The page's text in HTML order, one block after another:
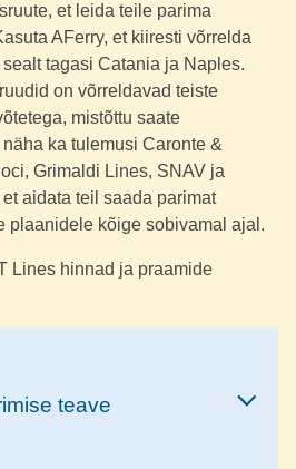
et leida teile parima
AFerry, et kiiresti võrrelda
tagasi Catania ja Naples.
on võrreldavad teiste
mistõttu saate
ka tulemusi Caronte &
Grimaldi Lines, SNAV ja
aidata teil saada parimat
plaanidele kõige sobivamal ajal.
Lines hinnad ja praamide
teave